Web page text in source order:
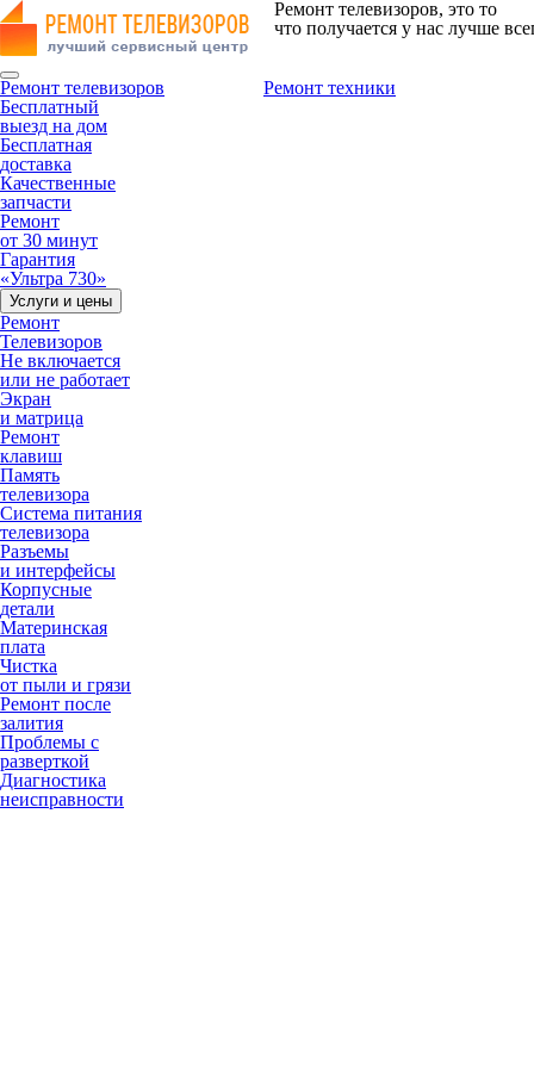
Ремонт телевизоров, это то
что получается у нас лучше
Ремонт телевизоров
Ремонт техники
Бесплатный
выезд на дом
Бесплатная
доставка
Качественные
запчасти
Ремонт
от 30 минут
Гарантия
«Ультра 730»
Услуги и цены
Ремонт
Телевизоров
Не включается
или не работает
Экран
и матрица
Ремонт
клавиш
Память
телевизора
Система питания
телевизора
Разъемы
и интерфейсы
Корпусные
детали
Материнская
плата
Чистка
от пыли и грязи
Ремонт после
залития
Проблемы с
разверткой
Диагностика
неисправности